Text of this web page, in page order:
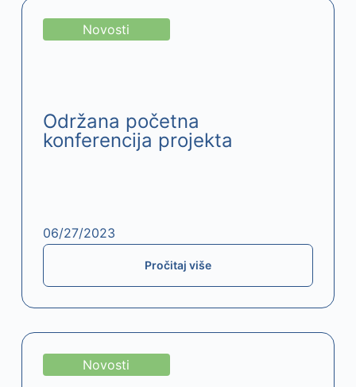
Novosti
Održana početna
konferencija projekta
06/27/2023
Pročitaj više
Novosti